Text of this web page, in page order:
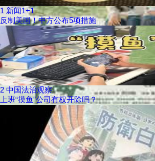
1 新闻1+1
反制美国！中方公布5项措施
2 中国法治观察
上班“摸鱼”公司有权开除吗？